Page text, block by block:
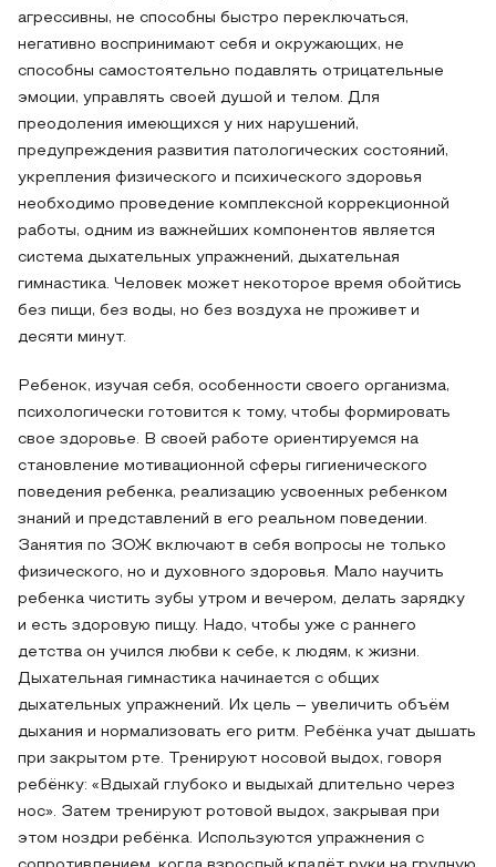
агрессивны, не способны быстро переключаться,
негативно воспринимают себя и окружающих, не
способны самостоятельно подавлять отрицательные
эмоции, управлять своей душой и телом. Для
преодоления имеющихся у них нарушений,
предупреждения развития патологических состояний,
укрепления физического и психического здоровья
необходимо проведение комплексной коррекционной
работы, одним из важнейших компонентов является
система дыхательных упражнений, дыхательная
гимнастика. Человек может некоторое время обойтись
без пищи, без воды, но без воздуха не проживет и
десяти минут.
Ребенок, изучая себя, особенности своего организма,
психологически готовится к тому, чтобы формировать
свое здоровье. В своей работе ориентируемся на
становление мотивационной сферы гигиенического
поведения ребенка, реализацию усвоенных ребенком
знаний и представлений в его реальном поведении.
Занятия по ЗОЖ включают в себя вопросы не только
физического, но и духовного здоровья. Мало научить
ребенка чистить зубы утром и вечером, делать зарядку
и есть здоровую пищу. Надо, чтобы уже с раннего
детства он учился любви к себе, к людям, к жизни.
Дыхательная гимнастика начинается с общих
дыхательных упражнений. Их цель – увеличить объём
дыхания и нормализовать его ритм. Ребёнка учат дышать
при закрытом рте. Тренируют носовой выдох, говоря
ребёнку: «Вдыхай глубоко и выдыхай длительно через
нос». Затем тренируют ротовой выдох, закрывая при
этом ноздри ребёнка. Используются упражнения с